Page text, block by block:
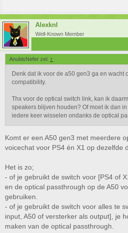
steeds om te pluggen van PS4 naar X1,
ingangen en een flink gedoe natuurlijk.
A50 optical passthrough willen laten gaan
versterker en de headset op dit kastje
maar gebruik blijft maken van dezelfde
geen settings te veranderen in je PS4.
Een andere optie is de Astro A50 Gen2,
voor 199 euro. Het enige verschil is dat
opgeladen moet worden i.p.v. een
equalizer. Ik moet wel zeggen dat de 3
Gen2 mee wordt geleverd, die niet aan te
zijn. Dus het 'equalizen' via software vind
de zwart/blauwe bijna niet meer te koop
http://www.gamegear.be/astro-a50-
xbox-one-halo-edition
Alexknl
Well-Known Member
AnubisNefer zei: ↑
Denk dat ik voor de a50 gen3 ga en wacht
compatibility.
Thx voor de optical switch link, kan ik
speakers blijven houden? Of moet ik dan
iedere keer wisselen ondanks de optical
Komt er een A50 gen3 met meerdere
voicechat voor PS4 én X1 op dezelfde
Het is zo;
- of je gebruikt de switch voor [PS4 of
en de optical passthrough op de A50
gebruiken.
- of je gebruikt de switch voor alles te
input, A50 of versterker als output], je
maken van de optical passthrough.